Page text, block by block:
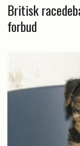
Britisk
forbud